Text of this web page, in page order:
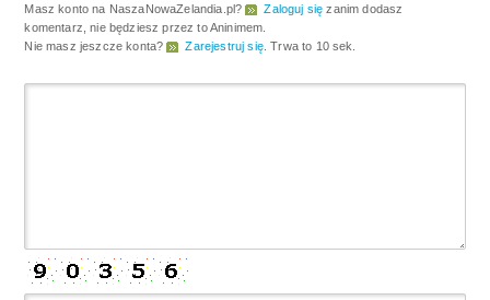
Masz konto na NaszaNowaZelandia.pl? Zaloguj się zanim dodasz
komentarz, nie będziesz przez to Aninimem.
Nie masz jeszcze konta?
Zarejestruj się. Trwa to 10 sek.